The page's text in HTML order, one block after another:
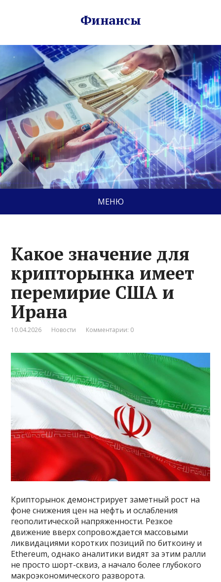
Финансы
МЕНЮ
Какое значение для
крипторынка имеет
перемирие США и
Ирана
10.04.2026 Новости Комментарии: 0
Крипторынок демонстрирует заметный рост на
фоне снижения цен на нефть и ослабления
геополитической напряженности. Резкое
движение вверх сопровождается массовыми
ликвидациями коротких позиций по биткоину и
Ethereum, однако аналитики видят за этим ралли
не просто шорт-сквиз, а начало более глубокого
макроэкономического разворота.